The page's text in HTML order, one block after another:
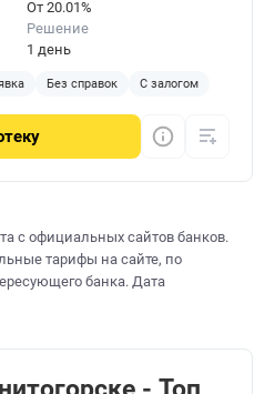
От 20.01%
Решение
1 день
Без справок С залогом
с официальных сайтов банков.
тарифы на сайте, по
банка. Дата